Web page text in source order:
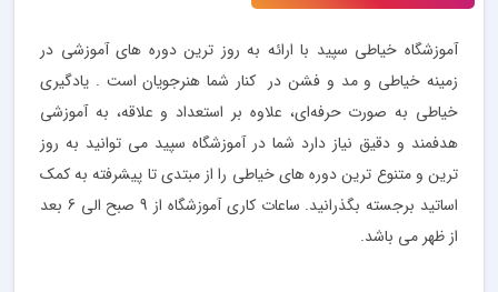
آموزشگاه خیاطی سپید با ارائه به روز ترین دوره های آموزشی در
زمینه خیاطی و مد و فشن در کنار شما هنرجویان است . یادگیری
خیاطی به صورت حرفه‌ای، علاوه بر استعداد و علاقه، به آموزشی
هدفمند و دقیق نیاز دارد شما در آموزشگاه سپید می توانید به روز
ترین و متنوع ترین دوره های خیاطی را از مبتدی تا پیشرفته به کمک
اساتید برجسته بگذرانید. ساعات کاری آموزشگاه از 9 صبح الی 6 بعد
از ظهر می باشد.